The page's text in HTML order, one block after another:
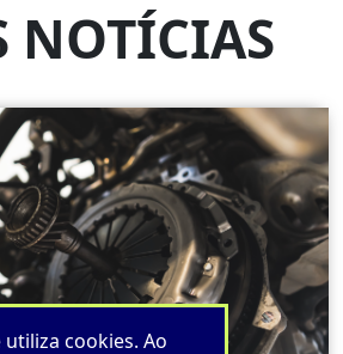
utiliza cookies. Ao
NOTÍCIAS